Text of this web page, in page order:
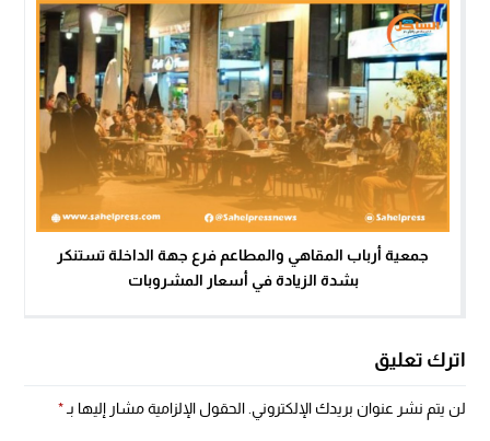
جمعية أرباب المقاهي والمطاعم فرع جهة الداخلة تستنكر
بشدة الزيادة في أسعار المشروبات
اترك تعليق
لن يتم نشر عنوان بريدك الإلكتروني. الحقول الإلزامية مشار إليها بـ*